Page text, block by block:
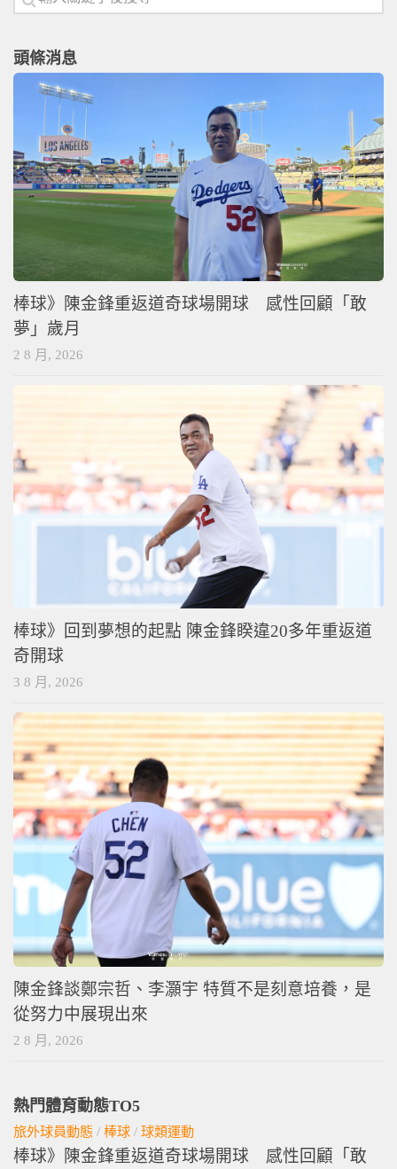
頭條消息
棒球》陳金鋒重返道奇球場開球 感性回顧「敢
夢」歲月
2 8 月, 2026
棒球》回到夢想的起點 陳金鋒睽違20多年重返道
奇開球
3 8 月, 2026
陳金鋒談鄭宗哲、李灝宇 特質不是刻意培養，是
從努力中展現出來
2 8 月, 2026
熱門體育動態TO5
旅外球員動態 / 棒球 / 球類運動
棒球》陳金鋒重返道奇球場開球 感性回顧「敢